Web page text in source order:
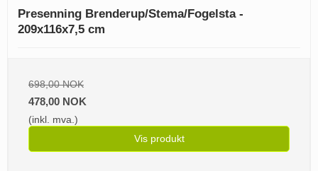
Presenning Brenderup/Stema/Fogelsta -
209x116x7,5 cm
698,00 NOK
478,00 NOK
(inkl. mva.)
Vis produkt